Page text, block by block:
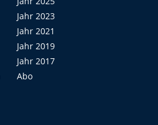
Jahr 2023
Jahr 2021
Jahr 2019
Jahr 2017
Abo